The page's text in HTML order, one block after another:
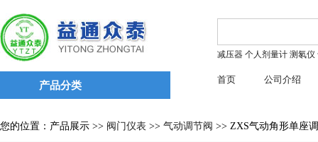
产品分类
减压器 个人剂量计 测氡仪
首页 公司介绍
您的位置：产品展示 >> 阀门仪表 >> 气动调节阀 >> ZXS气动角形单座